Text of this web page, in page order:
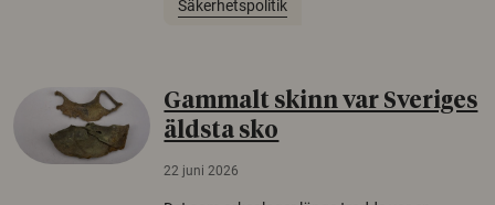
Säkerhetspolitik
Gammalt skinn var Sveriges
äldsta sko
22 juni 2026